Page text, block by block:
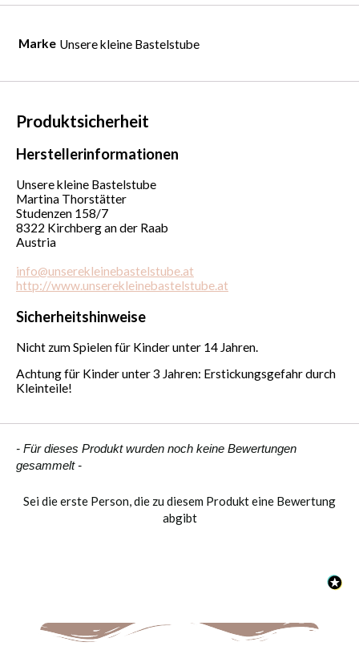
Marke Unsere kleine Bastelstube
Produktsicherheit
Herstellerinformationen
Unsere kleine Bastelstube
Martina Thorstätter
Studenzen 158/7
8322 Kirchberg an der Raab
Austria
info@unserekleinebastelstube.at
http://www.unserekleinebastelstube.at
Sicherheitshinweise
Nicht zum Spielen für Kinder unter 14 Jahren.
Achtung für Kinder unter 3 Jahren: Erstickungsgefahr durch
Kleinteile!
- Für dieses Produkt wurden noch keine Bewertungen
gesammelt -
Sei die erste Person, die zu diesem Produkt eine Bewertung
abgibt
New content loaded